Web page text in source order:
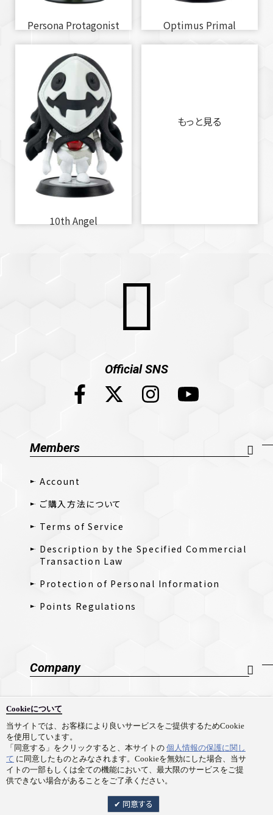
Cookieについて
当サイトでは、お客様により良いサービスをご提供するためCookie
を使用しています。
「同意する」をクリックすると、本サイトの 個人情報の保護に関し
て に同意したものとみなされます。Cookieを無効にした場合、当サ
イトの一部もしくは全ての機能において、最大限のサービスをご提
供できない場合があることをご了承ください。
同意する
Persona Protagonist Optimus Primal
10th Angel
もっと見る
Official SNS
Members
Account
ご購入方法について
Terms of Service
Description by the Specified Commercial
Transaction Law
Protection of Personal Information
Points Regulations
Company
採用情報
Contact Us
Copyright © Prime 1 Studio Co.,Ltd. All rights reserved.